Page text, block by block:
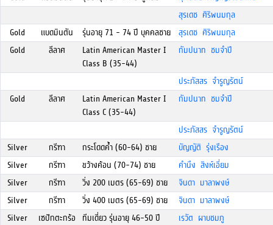
สุรเดช ศิริพนมกุล
Gold
แบดมินตัน รุ่นอายุ 71 - 74 ปี บุคคลชาย
สุรเดช ศิริพนมกุล
Gold
ลีลาศ
Latin American Master I
Class B (35-44)
กัมปนาท ชมจำปี
ประภัสสร จำรูญรัตน์
Gold
ลีลาศ
Latin American Master I
Class C (35-44)
กัมปนาท ชมจำปี
ประภัสสร จำรูญรัตน์
Silver
กรีฑา กระโดดค้ำ (60-64) ชาย
บัญญัติ รุ่งเรือง
Silver
กรีฑา ขว้างค้อน (70-74) ชาย
คำนึง สิงห์เอี่ยม
Silver
กรีฑา วิ่ง 200 เมตร (65-69) ชาย
จินดา มาลาพงษ์
Silver
กรีฑา วิ่ง 400 เมตร (65-69) ชาย
จินดา มาลาพงษ์
Silver
เซปักตะกร้อ ทีมเดี่ยว รุ่นอายุ 46-50 ปี
เรวัต ผาบชมภู